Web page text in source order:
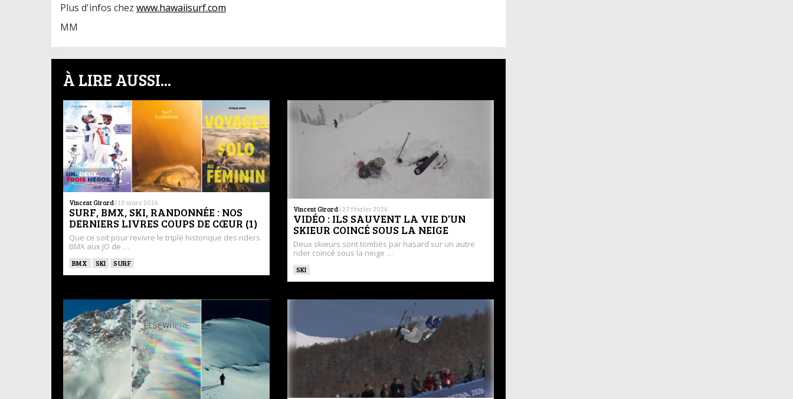
Plus d'infos chez www.hawaiisurf.com
MM
À LIRE AUSSI...
Vincent Girard | 10 mars 2026
SURF, BMX, SKI, RANDONNÉE : NOS
DERNIERS LIVRES COUPS DE CŒUR (1)
Que ce soit pour revivre le triplé historique des riders
BMX aux JO de …
BMX SKI SURF
Vincent Girard | 27 février 2026
VIDÉO : ILS SAUVENT LA VIE D’UN
SKIEUR COINCÉ SOUS LA NEIGE
Deux skieurs sont tombés par hasard sur un autre
rider coincé sous la neige …
SKI